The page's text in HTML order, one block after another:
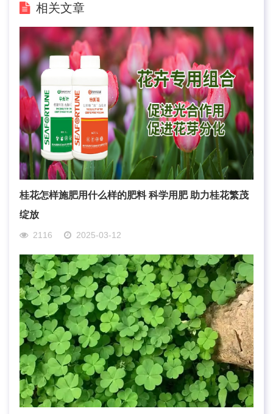
相关文章
桂花怎样施肥用什么样的肥料 科学用肥 助力桂花繁茂
绽放
2116 2025-03-12